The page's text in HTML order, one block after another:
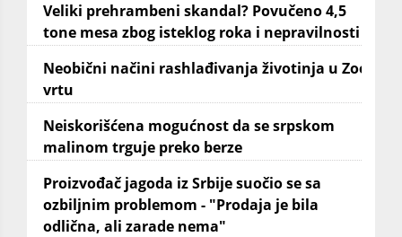
Veliki prehrambeni skandal? Povučeno 4,5
tone mesa zbog isteklog roka i nepravilnosti
Neobični načini rashlađivanja životinja u Zoo
vrtu
Neiskorišćena mogućnost da se srpskom
malinom trguje preko berze
Proizvođač jagoda iz Srbije suočio se sa
ozbiljnim problemom - "Prodaja je bila
odlična, ali zarade nema"